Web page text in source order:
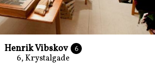
Henrik Vibskov 6
6, Krystalgade